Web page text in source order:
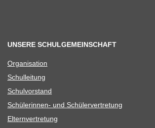
UNSERE SCHULGEMEINSCHAFT
Orga­ni­sa­tion
Schul­lei­tung
Schul­vor­stand
Schü­le­rin­nen- und Schülervertretung
Eltern­ver­tre­tung